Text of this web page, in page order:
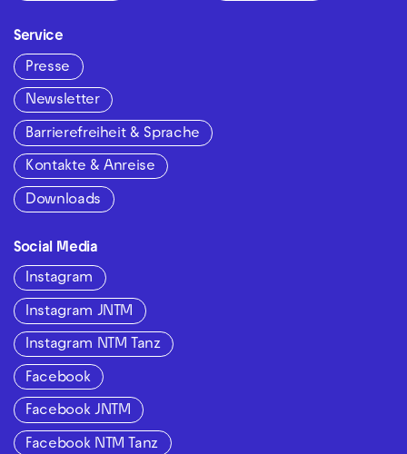
Service
Presse
Newsletter
Barrierefreiheit & Sprache
Kontakte & Anreise
Downloads
Social Media
Instagram
Instagram JNTM
Instagram NTM Tanz
Facebook
Facebook JNTM
Facebook NTM Tanz